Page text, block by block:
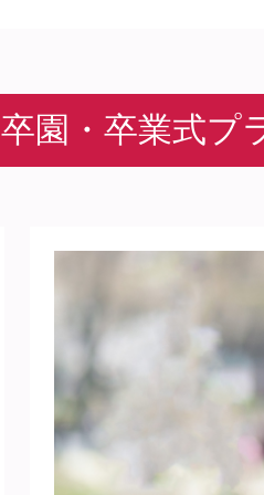
卒園・卒業式プ